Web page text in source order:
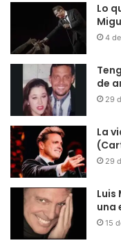
Lo
4
de
29
La
29
Luis
una
15